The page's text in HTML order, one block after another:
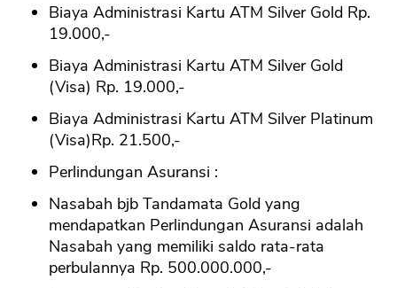
Biaya Administrasi Kartu ATM Silver Gold Rp.
19.000,-
Biaya Administrasi Kartu ATM Silver Gold
(Visa) Rp. 19.000,-
Biaya Administrasi Kartu ATM Silver Platinum
(Visa)Rp. 21.500,-
Perlindungan Asuransi :
Nasabah bjb Tandamata Gold yang
mendapatkan Perlindungan Asuransi adalah
Nasabah yang memiliki saldo rata-rata
perbulannya Rp. 500.000.000,-